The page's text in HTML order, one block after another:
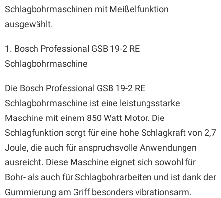
Schlagbohrmaschinen mit Meißelfunktion
ausgewählt.
1. Bosch Professional GSB 19-2 RE
Schlagbohrmaschine
Die Bosch Professional GSB 19-2 RE
Schlagbohrmaschine ist eine leistungsstarke
Maschine mit einem 850 Watt Motor. Die
Schlagfunktion sorgt für eine hohe Schlagkraft von 2,7
Joule, die auch für anspruchsvolle Anwendungen
ausreicht. Diese Maschine eignet sich sowohl für
Bohr- als auch für Schlagbohrarbeiten und ist dank der
Gummierung am Griff besonders vibrationsarm.